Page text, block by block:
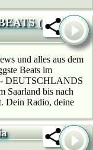
(DJ-
und alles aus dem
Beats im
DEUTSCHLANDS
bis nach
Dein Radio, deine